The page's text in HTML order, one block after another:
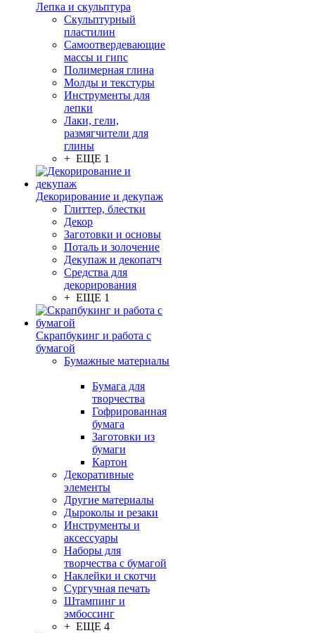
Лепка и скульптура
Скульптурный
пластилин
Самоотвердевающие
массы и гипс
Полимерная глина
Молды и текстуры
Инструменты для
лепки
Лаки, гели,
размягчители для
глины
+ ЕЩЕ 1
Декорирование и декупаж
Глиттер, блестки
Декор
Заготовки и основы
Поталь и золочение
Декупаж и декопатч
Средства для
декорирования
+ ЕЩЕ 1
Скрапбукинг и работа с
бумагой
Бумажные материалы
Бумага для
творчества
Гофрированная
бумага
Заготовки из
бумаги
Картон
Декоративные
элементы
Другие материалы
Дыроколы и резаки
Инструменты и
аксессуары
Наборы для
творчества с бумагой
Наклейки и скотчи
Сургучная печать
Штампинг и
эмбоссинг
+ ЕЩЕ 4